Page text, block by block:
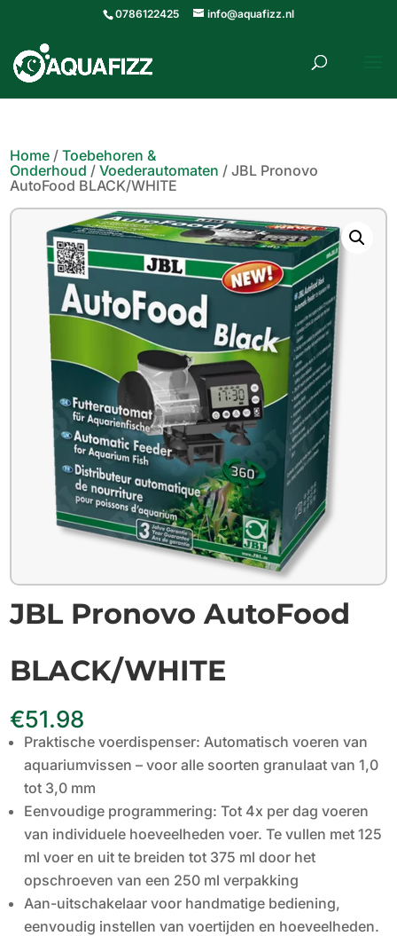
0786122425 info@aquafizz.nl
Home /Toebehoren &
Onderhoud /Voederautomaten / JBL Pronovo
AutoFood BLACK/WHITE
JBL Pronovo AutoFood
BLACK/WHITE
€51.98
Praktische voerdispenser: Automatisch voeren van
aquariumvissen – voor alle soorten granulaat van 1,0
tot 3,0 mm
Eenvoudige programmering: Tot 4x per dag voeren
van individuele hoeveelheden voer. Te vullen met 125
ml voer en uit te breiden tot 375 ml door het
opschroeven van een 250 ml verpakking
Aan-uitschakelaar voor handmatige bediening,
eenvoudig instellen van voertijden en hoeveelheden.